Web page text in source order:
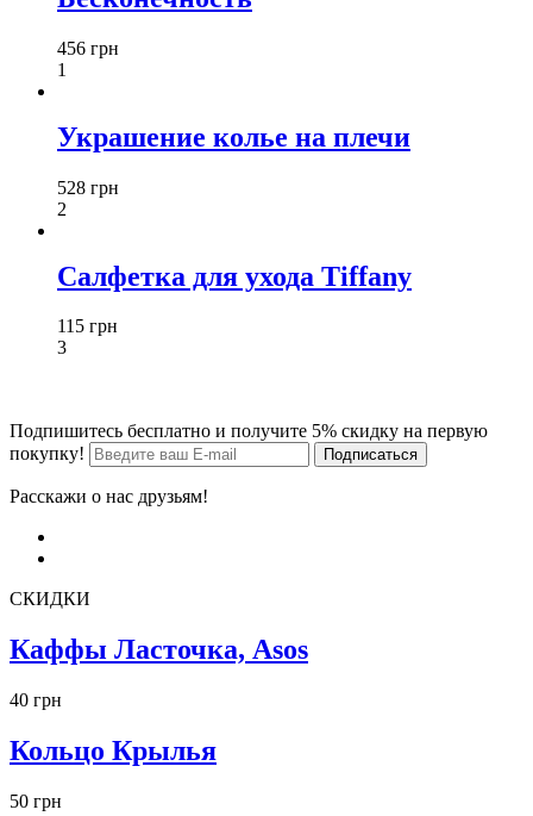
456 грн
1
Украшение колье на плечи
528 грн
2
Салфетка для ухода Tiffany
115 грн
3
Подпишитесь бесплатно и получите 5% скидку на первую
покупку!
Расскажи о нас друзьям!
СКИДКИ
Каффы Ласточка, Asos
40 грн
Кольцо Крылья
50 грн